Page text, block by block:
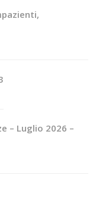
– Luglio 2026 –